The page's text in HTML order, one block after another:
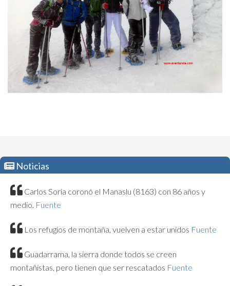
Noticias
Carlos Soria coronó el Manaslu (8163) con 86 años y
medio. Fuente
Los refugios de montaña, vuelven a estar unidos Fuente
Guadarrama, la sierra donde todos se creen
montañistas, pero tienen que ser rescatados Fuente